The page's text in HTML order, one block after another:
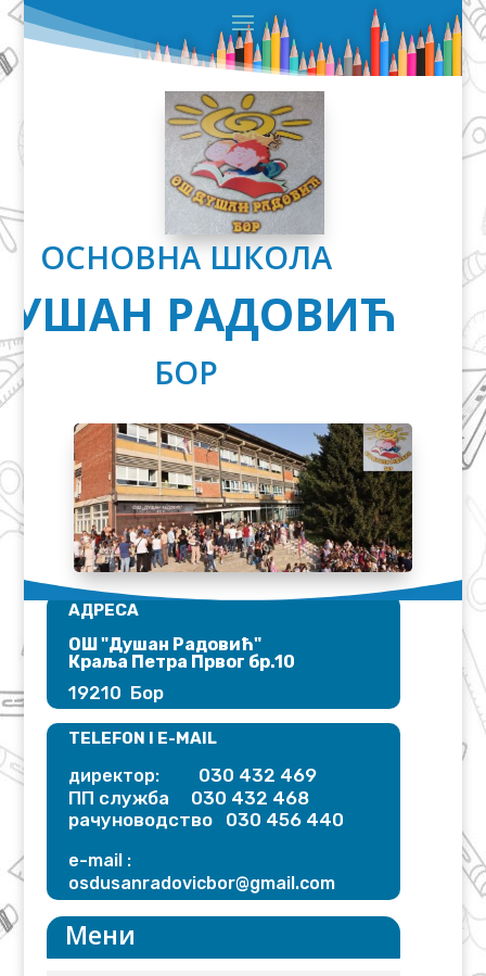
ОСНОВНА ШКОЛА
РАДОВИЋ
БОР
АДРЕСА
ОШ "Душан Радовић"​
Краља Петра Првог бр.10
19210 Бор
TELEFON I E-MAIL
директор: 030 432 469
ПП служба 030 432 468
рачуноводство 030 456 440
e-mail :
osdusanradovicbor@gmail.com
Мени